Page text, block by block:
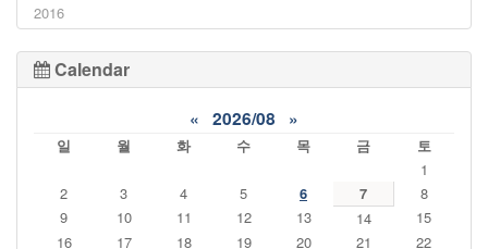
2016
Calendar
« 2026/08 »
일 월 화 수 목 금
토
1
2
3 4 5 6 7
8
9
10 11 12 13 14
15
16
17 18 19 20 21
22